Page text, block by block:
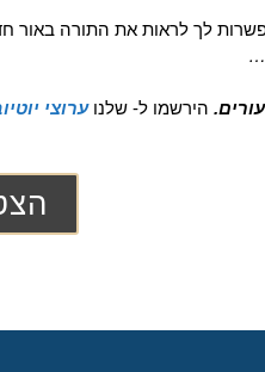
לך לראות את התורה באור
הירשמו ל- שלנוערוצי